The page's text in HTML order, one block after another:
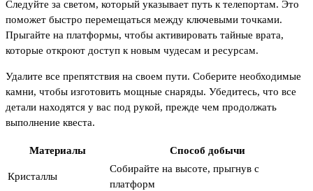
Следуйте за светом, который указывает путь к телепортам. Это
поможет быстро перемещаться между ключевыми точками.
Прыгайте на платформы, чтобы активировать тайные врата,
которые откроют доступ к новым чудесам и ресурсам.
Удалите все препятствия на своем пути. Соберите необходимые
камни, чтобы изготовить мощные снаряды. Убедитесь, что все
детали находятся у вас под рукой, прежде чем продолжать
выполнение квеста.
Материалы Способ добычи
Кристаллы
Собирайте на высоте, прыгнув с
платформ